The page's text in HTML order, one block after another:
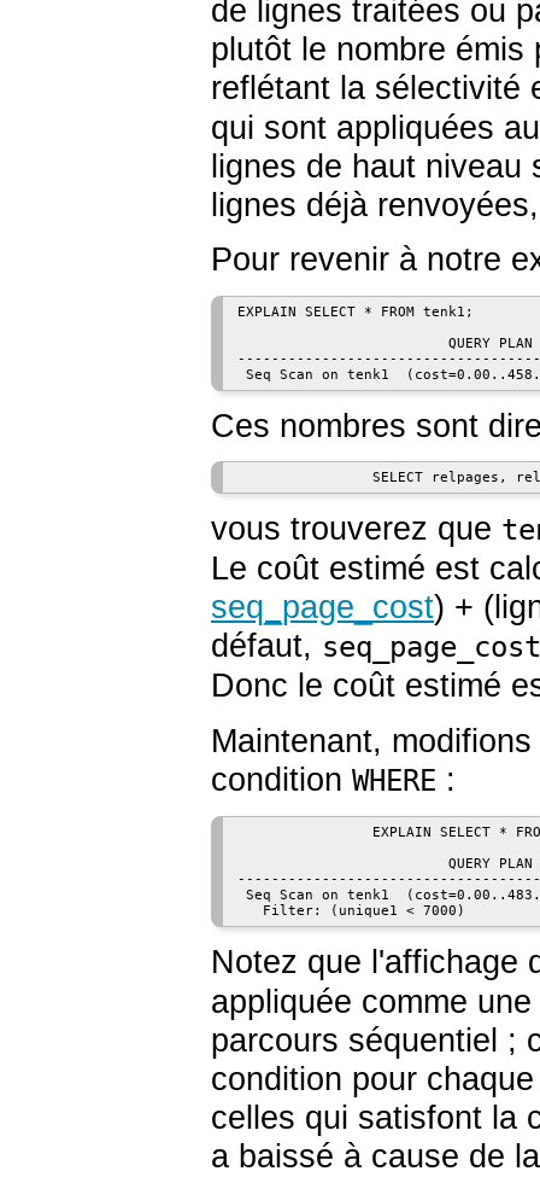
de lignes traitées ou
plutôt le nombre
reflétant la sélectivité
qui sont appliquées
lignes de haut
lignes déjà
Pour revenir à notre
EXPLAIN SELECT * FROM tenk1;
                         QUERY PLAN
Seq Scan on tenk1
Ces nombres sont
SELECT relpages,
vous trouverez que
Le coût estimé est
seq_page_cost) +
défaut, seq_page_cost
Donc le coût estimé
Maintenant,
condition WHERE :
EXPLAIN SELECT *
                         QUERY PLAN
Seq Scan on tenk1
   Filter: (unique1 < 7000)
Notez que l'affichage
appliquée comme
parcours séquentiel ;
condition pour
celles qui satisfont la
a baissé à cause de